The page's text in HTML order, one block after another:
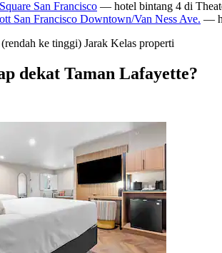
San Francisco — hotel bintang 4 di
San Francisco Downtown/Van Ness Ave. —
ke tinggi) Jarak Kelas properti
dekat Taman Lafayette?